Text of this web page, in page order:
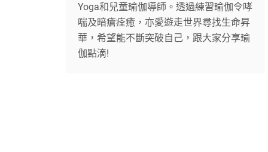
Yoga和兒童瑜伽導師。透過練習瑜伽令哮
喘及暗瘡痊癒，亦愛遊走世界尋找生命昇
華，希望能不斷突破自己，跟大家分享瑜
伽點滴!